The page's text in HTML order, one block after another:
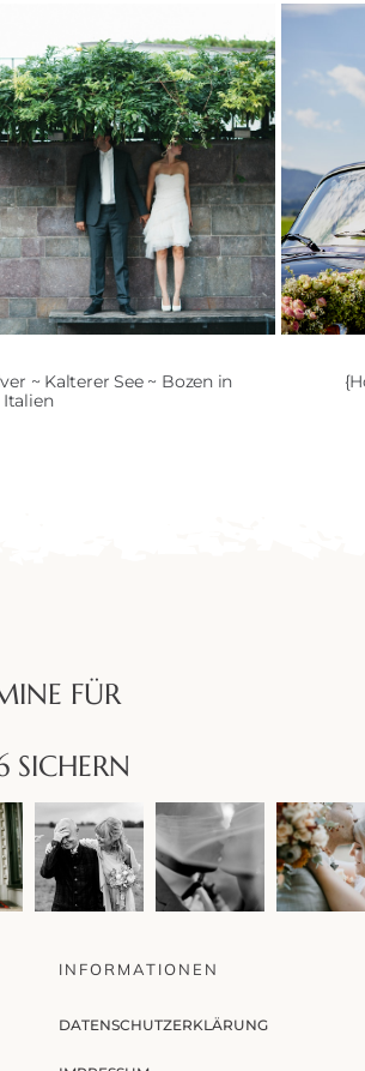
~ Kalterer See ~ Bozen in
Italien
FÜR
INFORMATIONEN
DATENSCHUTZERKLÄRUNG